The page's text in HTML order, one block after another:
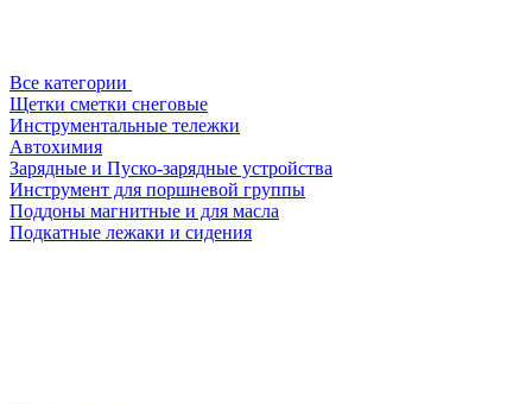
Все категории
Щетки сметки снеговые
Инструментальные тележки
Автохимия
Зарядные и Пуско-зарядные устройства
Инструмент для поршневой группы
Поддоны магнитные и для масла
Подкатные лежаки и сидения